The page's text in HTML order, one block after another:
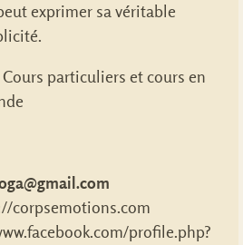
exprimer sa véritable
Cours particuliers et cours en
corpsemotions.com
profile.php?